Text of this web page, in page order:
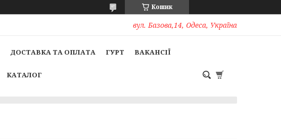
Кошик
вул. Базова,14, Одеса, Україна
ДОСТАВКА ТА ОПЛАТА ГУРТ ВАКАНСІЇ
КАТАЛОГ